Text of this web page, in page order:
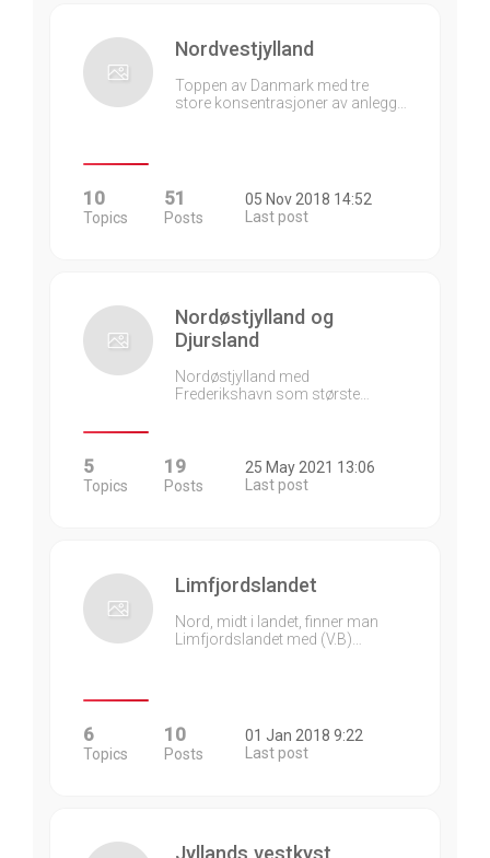
Nordvestjylland
Toppen av Danmark med tre
store konsentrasjoner av anlegg…
10
Topics
51
Posts
05 Nov 2018 14:52
Last post
Nordøstjylland og
Djursland
Nordøstjylland med
Frederikshavn som største…
5
Topics
19
Posts
25 May 2021 13:06
Last post
Limfjordslandet
Nord, midt i landet, finner man
Limfjordslandet med (V.B)…
6
Topics
10
Posts
01 Jan 2018 9:22
Last post
Jyllands vestkyst